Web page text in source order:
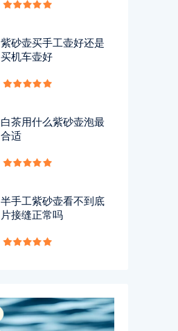
紫砂壶买手工壶好还是
买机车壶好
白茶用什么紫砂壶泡最
合适
半手工紫砂壶看不到底
片接缝正常吗